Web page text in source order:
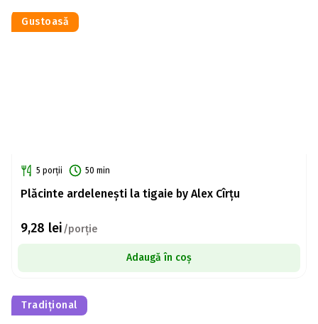
Gustoasă
5 porții 50 min
Plăcinte ardelenești la tigaie by Alex Cîrțu
9,28 lei/porție
Adaugă în coș
Tradițional